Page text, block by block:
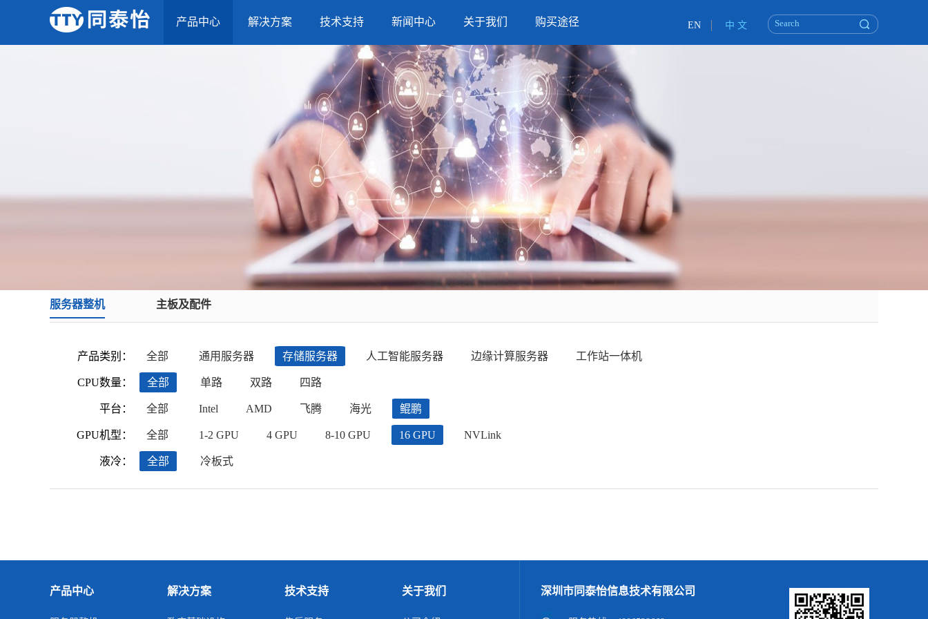
EN 中 文
产品中心 解决方案 技术支持 新闻中心 关于我们 购买途径
服务器整机 主板及配件
产品类别：
CPU数量：
平台：
GPU机型：
液冷：
全部 通用服务器 存储服务器 人工智能服务器 边缘计算服务器 工作站一体机
全部 单路 双路 四路
全部 Intel AMD 飞腾 海光 鲲鹏
全部 1-2 GPU 4 GPU 8-10 GPU 16 GPU NVLink
全部 冷板式
产品中心 解决方案 技术支持 关于我们 深圳市同泰怡信息技术有限公司